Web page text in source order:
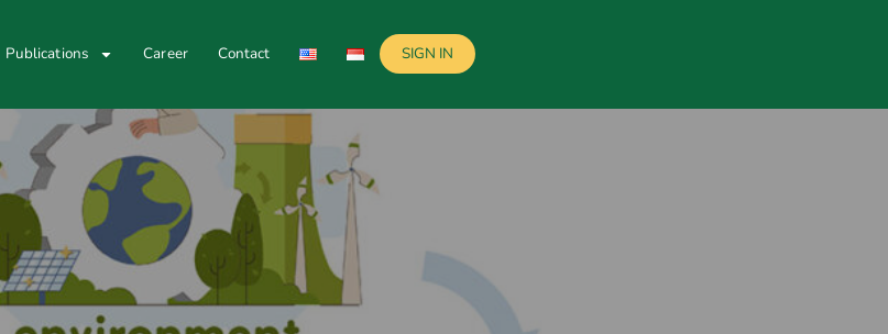
Publications Career Contact SIGN IN